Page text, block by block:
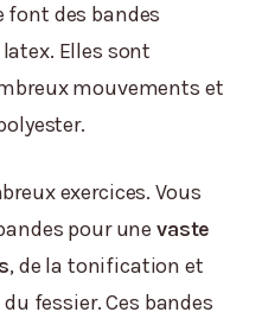
font des bandes
Elles sont
mouvements et
exercices. Vous
pour une vaste
, de la tonification et
fessier. Ces bandes